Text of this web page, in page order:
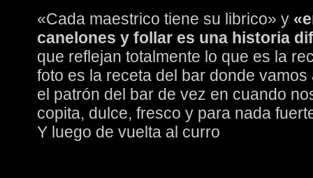
«Cada maestrico tiene su librico» y
canelones y follar es una historia
que reflejan totalmente lo que es la
foto es la receta del bar donde
el patrón del bar de vez en cuando
copita, dulce, fresco y para nada
Y luego de vuelta al curro